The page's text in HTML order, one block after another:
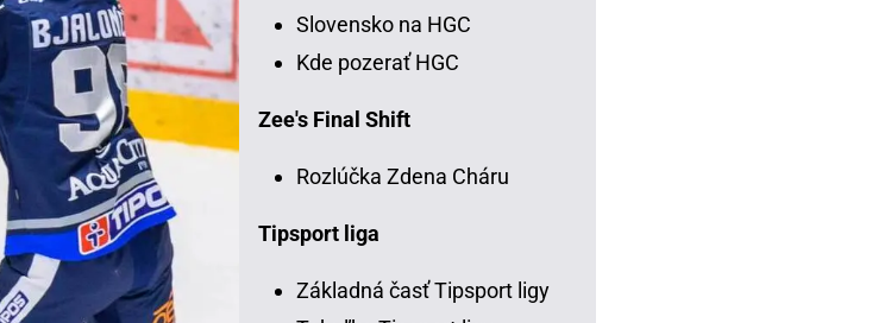
Slovensko na HGC
Kde pozerať HGC
Zee's Final Shift
Rozlúčka Zdena Cháru
Tipsport liga
Základná časť Tipsport ligy